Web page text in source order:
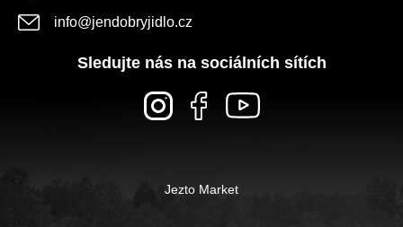
info@jendobryjidlo.cz
Sledujte nás na sociálních sítích
Jezto Market